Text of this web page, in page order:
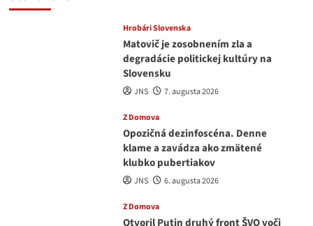
Hrobári Slovenska
Matovič je zosobnením zla a
degradácie politickej kultúry na
Slovensku
JNS 7. augusta 2026
Z Domova
Opozičná dezinfoscéna. Denne
klame a zavádza ako zmätené
klubko pubertiakov
JNS 6. augusta 2026
Z Domova
Otvoril Putin druhý front ŠVO voči